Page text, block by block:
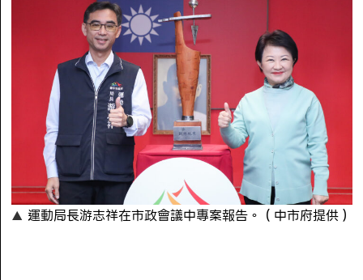
運動局長游志祥在市政會議中專案報告。（中市府提供）